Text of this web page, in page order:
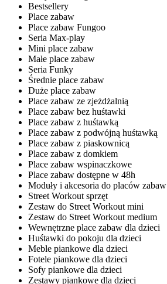
Bestsellery
Place zabaw
Place zabaw Fungoo
Seria Max-play
Mini place zabaw
Małe place zabaw
Seria Funky
Średnie place zabaw
Duże place zabaw
Place zabaw ze zjeżdżalnią
Place zabaw bez huśtawki
Place zabaw z huśtawką
Place zabaw z podwójną huśtawką
Place zabaw z piaskownicą
Place zabaw z domkiem
Place zabaw wspinaczkowe
Place zabaw dostępne w 48h
Moduły i akcesoria do placów zabaw
Street Workout sprzęt
Zestaw do Street Workout mini
Zestaw do Street Workout medium
Wewnętrzne place zabaw dla dzieci
Huśtawki do pokoju dla dzieci
Meble piankowe dla dzieci
Fotele piankowe dla dzieci
Sofy piankowe dla dzieci
Zestawy piankowe dla dzieci